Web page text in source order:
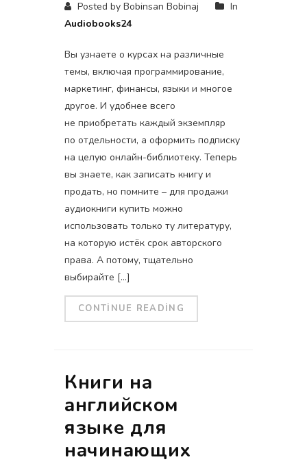
Posted by Bobinsan Bobinaj
In
Audiobooks24
Вы узнаете о курсах на различные
темы, включая программирование,
маркетинг, финансы, языки и многое
другое. И удобнее всего
не приобретать каждый экземпляр
по отдельности, а оформить подписку
на целую онлайн-библиотеку. Теперь
вы знаете, как записать книгу и
продать, но помните – для продажи
аудиокниги купить можно
использовать только ту литературу,
на которую истёк срок авторского
права. А потому, тщательно
выбирайте […]
CONTINUE READING
Книги на
английском
языке для
начинающих